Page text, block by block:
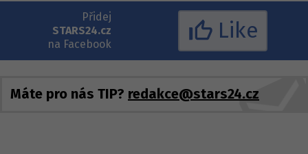
Přidej
STARS24.cz
na Facebook
Like
Máte pro nás TIP? redakce@stars24.cz